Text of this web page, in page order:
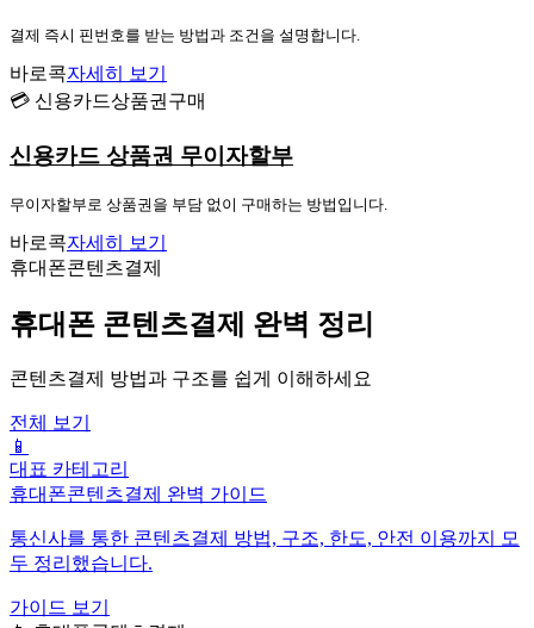
결제 즉시 핀번호를 받는 방법과 조건을 설명합니다.
바로콕자세히 보기
💳 신용카드상품권구매
신용카드 상품권 무이자할부
무이자할부로 상품권을 부담 없이 구매하는 방법입니다.
바로콕자세히 보기
휴대폰콘텐츠결제
휴대폰 콘텐츠결제 완벽 정리
콘텐츠결제 방법과 구조를 쉽게 이해하세요
전체 보기
📱
대표 카테고리
휴대폰콘텐츠결제 완벽 가이드
통신사를 통한 콘텐츠결제 방법, 구조, 한도, 안전 이용까지 모
두 정리했습니다.
가이드 보기